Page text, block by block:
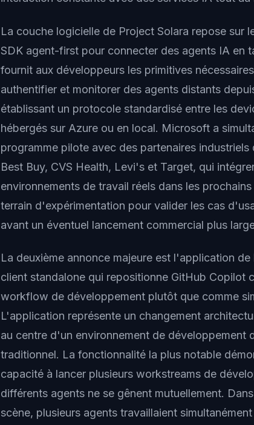
La couche logicielle de Project Solara repose sur
SDK agent-first pour connecter des agents IA en
fournit aux développeurs les primitives
authentifier et monitorer des agents distants
établissant un protocole standardisé entre les
hébergés sur Azure ou en local. Microsoft a
programme pilote avec des partenaires
Best Buy, CVS Health, Levi's et Target, qui
environnements de travail réels dans les
terrain d'expérimentation pour valider les cas
avant un éventuel lancement commercial plus
La deuxième annonce majeure est l'application
client standalone qui repositionne GitHub Copilot
workflow de développement plutôt que comme
L'application représente un changement
au centre d'un environnement de
traditionnel. La fonctionnalité la plus notable
capacité à lancer plusieurs workstreams de
différents agents ne se gênent mutuellement.
scène, plusieurs agents travaillaient